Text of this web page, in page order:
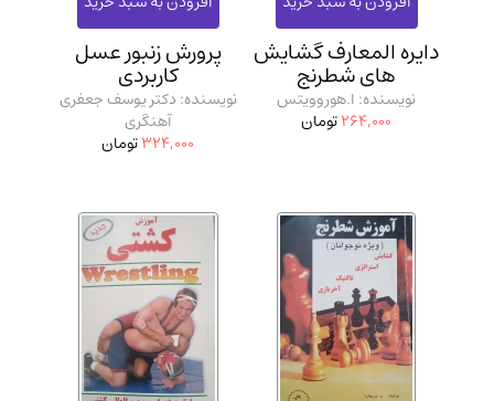
مدرسان شریف و انتشارت ارشد کتاب‌های..(2)
دانشگاه پیامـ نور(10)
دایره المعارف گشایش‌
های شطرنج
نویسنده: ا.هوروویتس
264,000تومان
پرورش زنبور عسل
کاربردی
نویسنده: دکتر یوسف جعفری
آهنگری
324,000تومان